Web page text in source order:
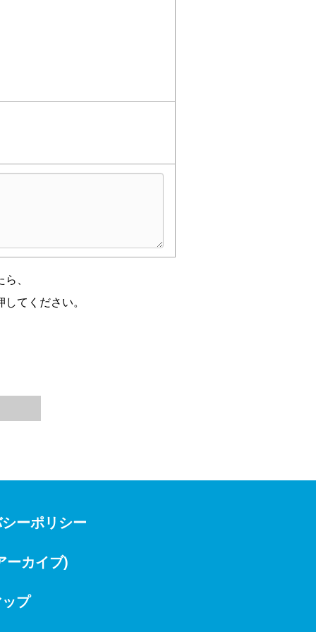
除、利用目的の通知、利用停
せていただきます。
はご質問への回答や当社ウェ
ください。
、
てください。
ーポリシー
ーカイブ)
プ